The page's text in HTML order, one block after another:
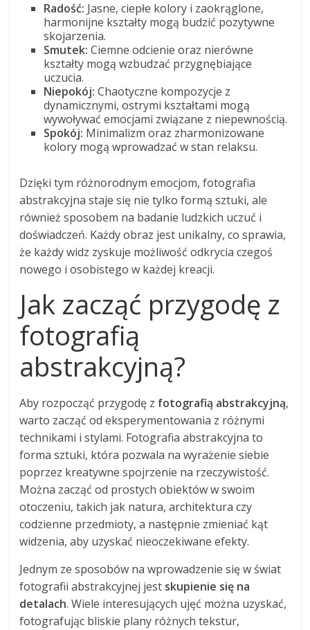
Radość: Jasne, ciepłe kolory i zaokrąglone,
harmonijne kształty mogą budzić pozytywne
skojarzenia.
Smutek: Ciemne odcienie oraz nierówne
kształty mogą wzbudzać przygnębiające
uczucia.
Niepokój: Chaotyczne kompozycje z
dynamicznymi, ostrymi kształtami mogą
wywoływać emocjami związane z niepewnością.
Spokój: Minimalizm oraz zharmonizowane
kolory mogą wprowadzać w stan relaksu.
Dzięki tym różnorodnym emocjom, fotografia
abstrakcyjna staje się nie tylko formą sztuki, ale
również sposobem na badanie ludzkich uczuć i
doświadczeń. Każdy obraz jest unikalny, co sprawia,
że każdy widz zyskuje możliwość odkrycia czegoś
nowego i osobistego w każdej kreacji.
Jak zacząć przygodę z
fotografią
abstrakcyjną?
Aby rozpocząć przygodę z fotografią abstrakcyjną,
warto zacząć od eksperymentowania z różnymi
technikami i stylami. Fotografia abstrakcyjna to
forma sztuki, która pozwala na wyrażenie siebie
poprzez kreatywne spojrzenie na rzeczywistość.
Można zacząć od prostych obiektów w swoim
otoczeniu, takich jak natura, architektura czy
codzienne przedmioty, a następnie zmieniać kąt
widzenia, aby uzyskać nieoczekiwane efekty.
Jednym ze sposobów na wprowadzenie się w świat
fotografii abstrakcyjnej jest skupienie się na
detalach. Wiele interesujących ujęć można uzyskać,
fotografując bliskie plany różnych tekstur,